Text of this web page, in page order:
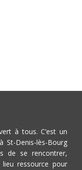
à tous. C’est un
St-Denis-lès-Bourg
de se rencontrer,
lieu ressource pour